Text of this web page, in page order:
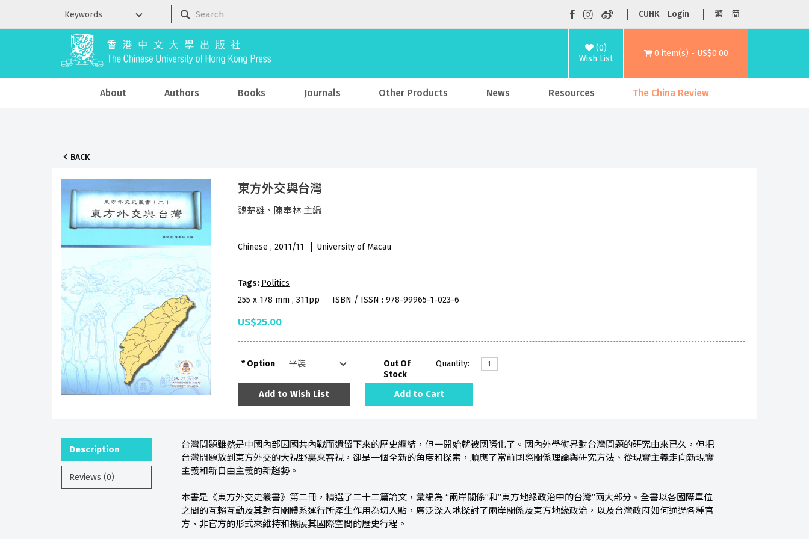
CUHK Login 繁 简
(0)
Wish List
0 item(s) - US$0.00
About Authors Books Journals Other Products News Resources The China Review
BACK
東方外交與台灣
魏楚雄、陳奉林 主編
Chinese , 2011/11 University of Macau
Tags: Politics
255 x 178 mm , 311pp
ISBN / ISSN : 978-99965-1-023-6
US$25.00
Option
Out Of
Stock
Quantity:
Add to Wish List Add to Cart
Description
Reviews (0)
台灣問題雖然是中國內部因國共內戰而遺留下來的歷史纏結，但一開始就被國際化了。國內外學術界對台灣問題的研究由來已久，但把
台灣問題放到東方外交的大視野裏來審視，卻是一個全新的角度和探索，順應了當前國際關係理論與研究方法、從現實主義走向新現實
主義和新自由主義的新趨勢。
本書是《東方外交史叢書》第二冊，精選了二十二篇論文，彙編為 “兩岸關係”和”東方地緣政治中的台灣”兩大部分。全書以各國際單位
之間的互賴互動及其對有關體系運行所產生作用為切入點，廣泛深入地探討了兩岸關係及東方地緣政治，以及台灣政府如何通過各種官
方、非官方的形式來維持和擴展其國際空間的歷史行程。